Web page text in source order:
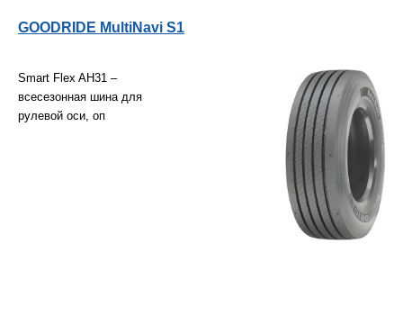
GOODRIDE MultiNavi S1
Smart Flex AH31 –
всесезонная шина для
рулевой оси, оп